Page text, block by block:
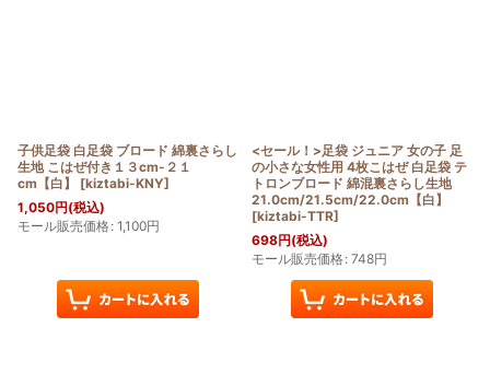
子供足袋 白足袋 ブロード 綿裏さらし
生地 こはぜ付き１３cm-２１
cm【白】
[kiztabi-KNY]
1,050円(税込)
モール販売価格: 1,100円
<セール！>足袋 ジュニア 女の子 足
の小さな女性用 4枚こはぜ 白足袋 テ
トロンブロード 綿混裏さらし生地
21.0cm/21.5cm/22.0cm【白】
[kiztabi-TTR]
698円(税込)
モール販売価格: 748円